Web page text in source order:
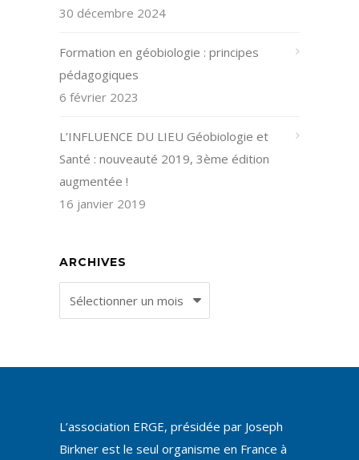
30 décembre 2024
Formation en géobiologie : principes
pédagogiques
6 février 2023
L’INFLUENCE DU LIEU Géobiologie et
Santé : nouveauté 2019, 3ème édition
augmentée !
16 janvier 2019
ARCHIVES
Archives
L’association ERGE, présidée par Joseph
Birkner est le seul organisme en France à